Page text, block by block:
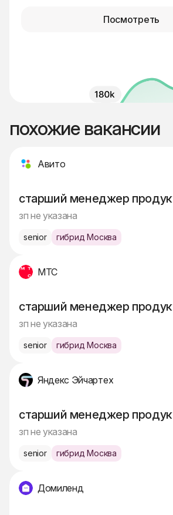
Посмотреть
похожие вакансии
Авито
старший менеджер
зп не указана
senior гибрид Москва
МТС
старший менеджер
зп не указана
senior гибрид Москва
Яндекс Эйчартех
старший менеджер
зп не указана
senior гибрид Москва
Домиленд